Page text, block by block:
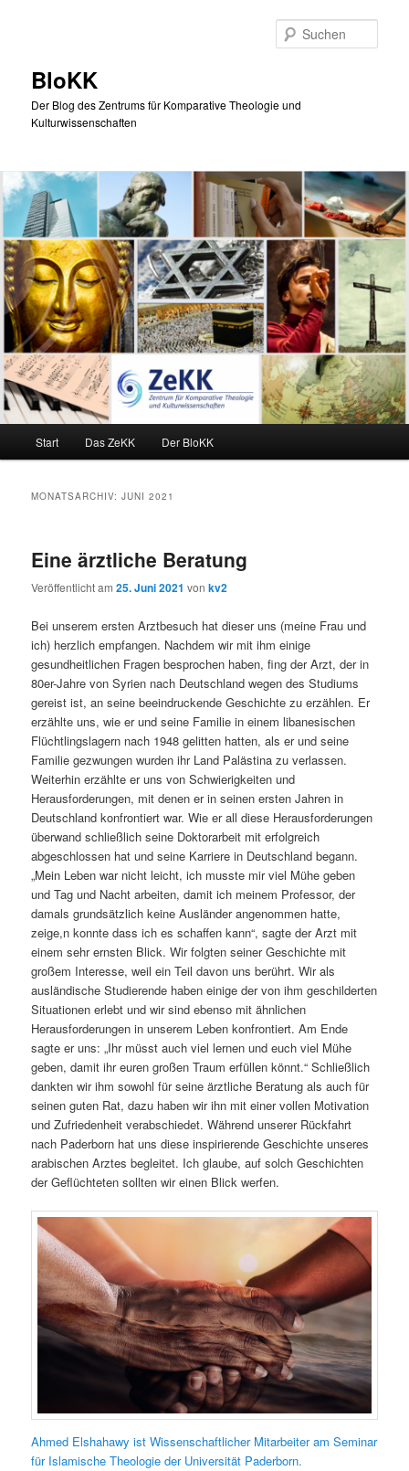
BloKK
Der Blog des Zentrums für Komparative Theologie und
Kulturwissenschaften
Start Das ZeKK Der BloKK
MONATSARCHIV:JUNI 2021
Eine ärztliche Beratung
Veröffentlicht am25. Juni 2021 vonkv2
Bei unserem ersten Arztbesuch hat dieser uns (meine Frau und
ich) herzlich empfangen. Nachdem wir mit ihm einige
gesundheitlichen Fragen besprochen haben, fing der Arzt, der in
80er-Jahre von Syrien nach Deutschland wegen des Studiums
gereist ist, an seine beeindruckende Geschichte zu erzählen. Er
erzählte uns, wie er und seine Familie in einem libanesischen
Flüchtlingslagern nach 1948 gelitten hatten, als er und seine
Familie gezwungen wurden ihr Land Palästina zu verlassen.
Weiterhin erzählte er uns von Schwierigkeiten und
Herausforderungen, mit denen er in seinen ersten Jahren in
Deutschland konfrontiert war. Wie er all diese Herausforderungen
überwand schließlich seine Doktorarbeit mit erfolgreich
abgeschlossen hat und seine Karriere in Deutschland begann.
„Mein Leben war nicht leicht, ich musste mir viel Mühe geben
und Tag und Nacht arbeiten, damit ich meinem Professor, der
damals grundsätzlich keine Ausländer angenommen hatte,
zeige,n konnte dass ich es schaffen kann“, sagte der Arzt mit
einem sehr ernsten Blick. Wir folgten seiner Geschichte mit
großem Interesse, weil ein Teil davon uns berührt. Wir als
ausländische Studierende haben einige der von ihm geschilderten
Situationen erlebt und wir sind ebenso mit ähnlichen
Herausforderungen in unserem Leben konfrontiert. Am Ende
sagte er uns: „Ihr müsst auch viel lernen und euch viel Mühe
geben, damit ihr euren großen Traum erfüllen könnt.“ Schließlich
dankten wir ihm sowohl für seine ärztliche Beratung als auch für
seinen guten Rat, dazu haben wir ihn mit einer vollen Motivation
und Zufriedenheit verabschiedet. Während unserer Rückfahrt
nach Paderborn hat uns diese inspirierende Geschichte unseres
arabischen Arztes begleitet. Ich glaube, auf solch Geschichten
der Geflüchteten sollten wir einen Blick werfen.
Ahmed Elshahawy ist Wissenschaftlicher Mitarbeiter am Seminar
für Islamische Theologie der Universität Paderborn.